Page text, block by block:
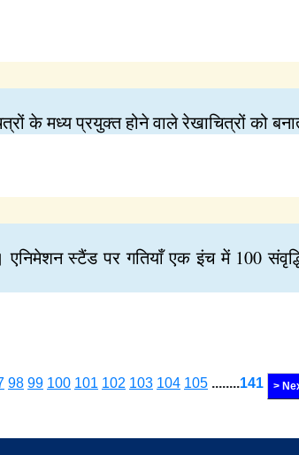
के मध्य प्रयुक्त होने वाले रेखाचित्रों को
स्टैंड पर गतियाँ एक इंच में 100
98 99 100 101 102 103 104 105 ........141 >